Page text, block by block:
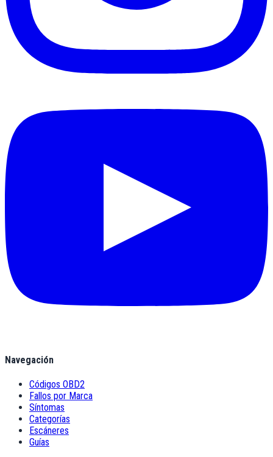
Navegación
Códigos OBD2
Fallos por Marca
Síntomas
Categorías
Escáneres
Guías